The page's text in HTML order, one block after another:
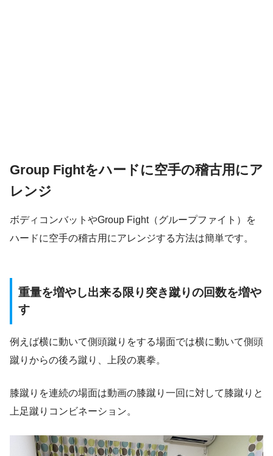
Group Fightをハードに空手の稽古用にア
レンジ
ボディコンバットやGroup Fight（グループファイト）を
ハードに空手の稽古用にアレンジする方法は簡単です。
重量を増やし出来る限り突き蹴りの回数を増や
す
例えば横に動いて側頭蹴りをする場面では横に動いて側頭
蹴りからの後ろ蹴り、上段の裏拳。
膝蹴りを連続の場面は動画の膝蹴り一回に対して膝蹴りと
上足蹴りコンビネーション。